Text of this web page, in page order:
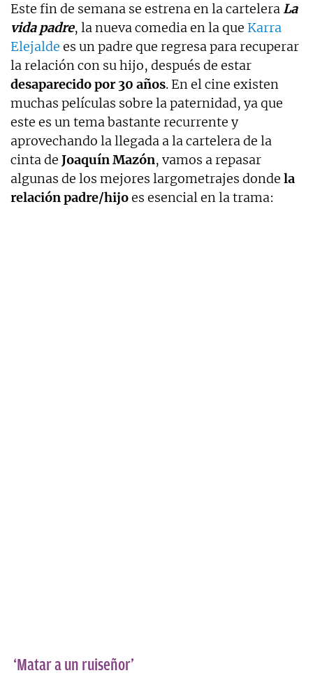
Este fin de semana se estrena en la carteleraLa
vida padre, la nueva comedia en la que Karra
Elejalde es un padre que regresa para recuperar
la relación con su hijo, después de estar
desaparecido por 30 años. En el cine existen
muchas películas sobre la paternidad, ya que
este es un tema bastante recurrente y
aprovechando la llegada a la cartelera de la
cinta de Joaquín Mazón, vamos a repasar
algunas de los mejores largometrajes donde la
relación padre/hijoes esencial en la trama:
‘Matar a un ruiseñor’